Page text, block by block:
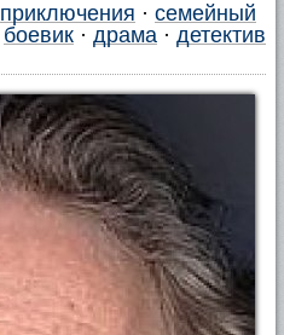
приключения · семейный
боевик · драма · детектив